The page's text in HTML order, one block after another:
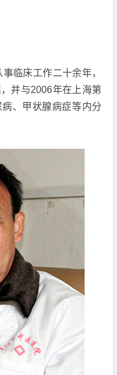
临床工作二十余年，
并与2006年在上海第
、甲状腺病症等内分